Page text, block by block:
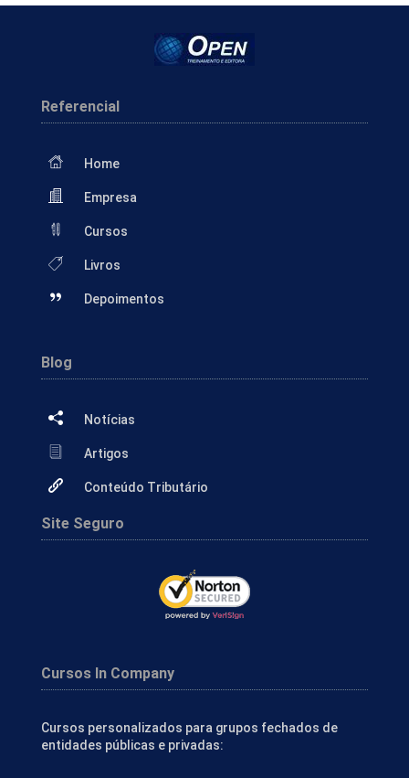
Referencial
Home
Empresa
Cursos
Livros
Depoimentos
Blog
Notícias
Artigos
Conteúdo Tributário
Site Seguro
Cursos In Company
Cursos personalizados para grupos fechados de
entidades públicas e privadas: